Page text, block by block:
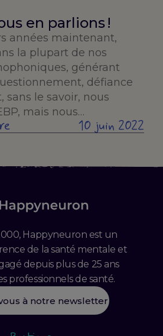
en parlions !
années maintenant,
la plupart de nos
générant
défiance
sans le savoir, nous
mais nous…
10 juin 2022
Happyneuron est un
de la santé mentale et
depuis plus de 25 ans
professionnels de santé.
à notre newsletter